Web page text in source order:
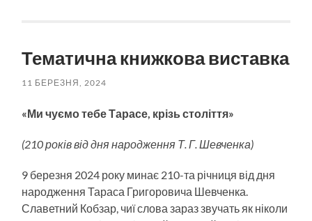
Тематична книжкова виставка
11 БЕРЕЗНЯ, 2024
«Ми чуємо тебе Тарасе, крізь століття»
(210 років від дня народження Т. Г. Шевченка)
9 березня 2024 року минає 210-та річниця від дня
народження Тараса Григоровича Шевченка.
Славетний Кобзар, чиї слова зараз звучать як ніколи